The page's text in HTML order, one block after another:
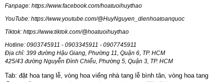
Fanpage: https://www.facebook.com/hoatuoihuythao
YouTube: https://www.youtube.com/@HuyNguyen_dienhoatoanquoc
Tiktok: https://www.tiktok.com/@hoatuoihuythao
Hotline: 0903745911 - 0903345911 - 0907745911
Địa chỉ: 399 đường Hậu Giang, Phường 11, Quận 6, TP. HCM
425/43 đường Nguyễn Đình Chiểu, Phường 5, Quận 3, TP. HCM
Tab: đặt hoa tang lễ, vòng hoa viếng nhà tang lễ bình tân, vòng hoa tang